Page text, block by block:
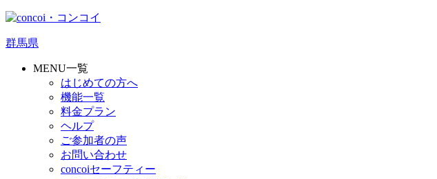
群馬県
MENU一覧
はじめての方へ
機能一覧
料金プラン
ヘルプ
ご参加者の声
お問い合わせ
concoiセーフティー